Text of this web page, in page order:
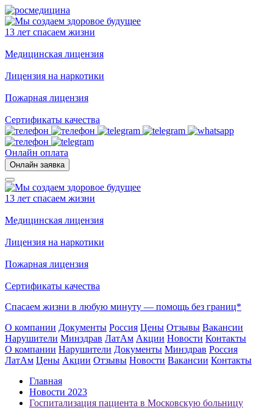
13 лет спасаем жизни
Медицинская лицензия
Лицензия на наркотики
Пожарная лицензия
Сертификаты качества
Онлайн оплата
Онлайн заявка
13 лет спасаем жизни
Медицинская лицензия
Лицензия на наркотики
Пожарная лицензия
Сертификаты качества
Спасаем жизни в любую минуту — помощь без границ*
О компании Документы Россия Цены Отзывы Вакансии
Нарушители Минздрав ЛатАм Акции Новости Контакты
О компании Нарушители Документы Минздрав Россия
ЛатАм Цены Акции Отзывы Новости Вакансии Контакты
Главная
Новости 2023
Госпитализация пациента в Московскую больницу